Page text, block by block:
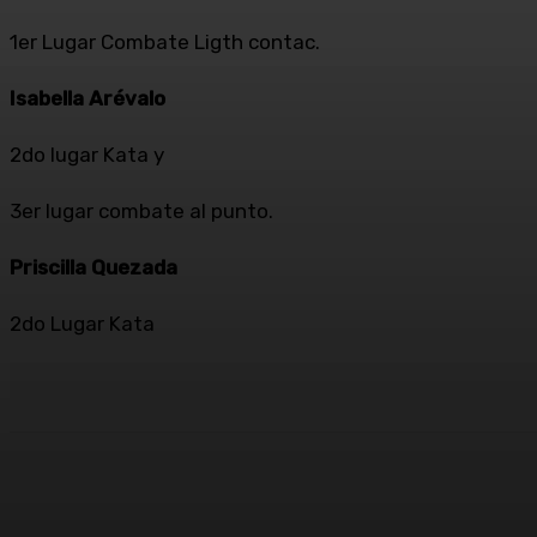
1er Lugar Combate Ligth contac.
Isabella Arévalo
2do lugar Kata y
3er lugar combate al punto.
Priscilla Quezada
2do Lugar Kata